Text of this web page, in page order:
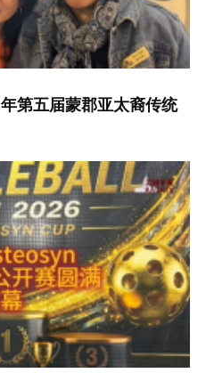
第五届蒙郡亚太裔传统